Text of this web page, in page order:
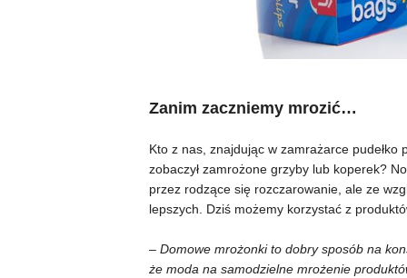
Zanim zaczniemy mrozić…
Kto z nas, znajdując w zamrażarce
zobaczył zamrożone grzyby lub koperek?
przez rodzące się rozczarowanie, ale ze
lepszych. Dziś możemy korzystać z
– Domowe mrożonki to dobry sposób na
że moda na samodzielne mrożenie